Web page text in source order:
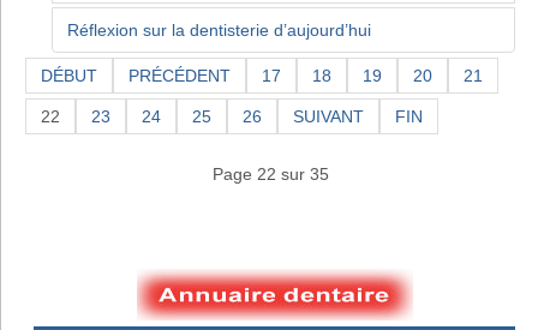
Réflexion sur la dentisterie d’aujourd’hui
DÉBUT PRÉCÉDENT 17 18 19 20 21
22 23 24 25 26 SUIVANT FIN
Page 22 sur 35